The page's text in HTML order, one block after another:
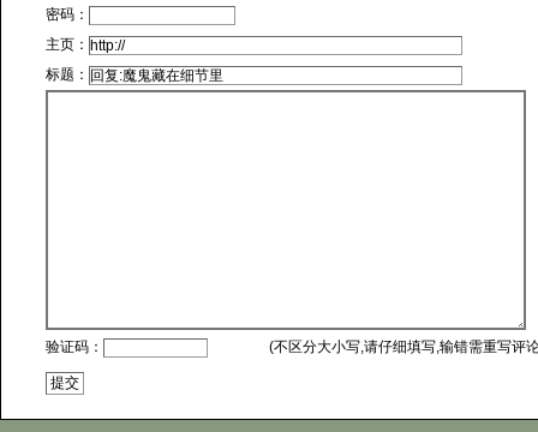
密码：
主页：
标题：
验证码： (不区分大小写,请仔细填写,输错需重写评